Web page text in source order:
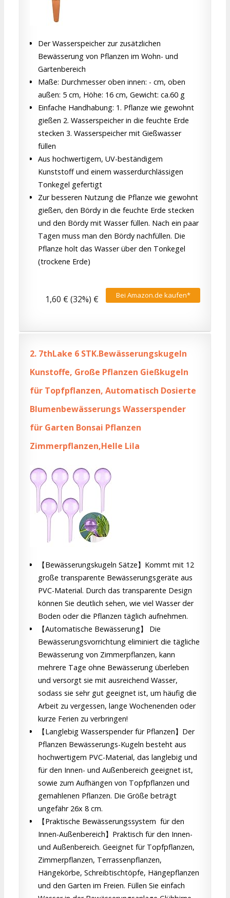
Der Wasserspeicher zur zusätzlichen
Bewässerung von Pflanzen im Wohn- und
Gartenbereich
Maße: Durchmesser oben innen: - cm, oben
außen: 5 cm, Höhe: 16 cm, Gewicht: ca.60 g
Einfache Handhabung: 1. Pflanze wie gewohnt
gießen 2. Wasserspeicher in die feuchte Erde
stecken 3. Wasserspeicher mit Gießwasser
füllen
Aus hochwertigem, UV-beständigem
Kunststoff und einem wasserdurchlässigen
Tonkegel gefertigt
Zur besseren Nutzung die Pflanze wie gewohnt
gießen, den Bördy in die feuchte Erde stecken
und den Bördy mit Wasser füllen. Nach ein paar
Tagen muss man den Bördy nachfüllen. Die
Pflanze holt das Wasser über den Tonkegel
(trockene Erde)
Bei Amazon.de kaufen*
1,60 € (32%) €
2. 7thLake 6 STK.Bewässerungskugeln
Kunstoffe, Große Pflanzen Gießkugeln
für Topfpflanzen, Automatisch Dosierte
Blumenbewässerungs Wasserspender
für Garten Bonsai Pflanzen
Zimmerpflanzen,Helle Lila
【Bewässerungskugeln Sätze】Kommt mit 12
große transparente Bewässerungsgeräte aus
PVC-Material. Durch das transparente Design
können Sie deutlich sehen, wie viel Wasser der
Boden oder die Pflanzen täglich aufnehmen.
【Automatische Bewässerung】 Die
Bewässerungsvorrichtung eliminiert die tägliche
Bewässerung von Zimmerpflanzen, kann
mehrere Tage ohne Bewässerung überleben
und versorgt sie mit ausreichend Wasser,
sodass sie sehr gut geeignet ist, um häufig die
Arbeit zu vergessen, lange Wochenenden oder
kurze Ferien zu verbringen!
【Langlebig Wasserspender für Pflanzen】Der
Pflanzen Bewässerungs-Kugeln besteht aus
hochwertigem PVC-Material, das langlebig und
für den Innen- und Außenbereich geeignet ist,
sowie zum Aufhängen von Topfpflanzen und
gemahlenen Pflanzen. Die Größe beträgt
ungefähr 26x 8 cm.
【Praktische Bewässerungssystem für den
Innen-Außenbereich】Praktisch für den Innen-
und Außenbereich. Geeignet für Topfpflanzen,
Zimmerpflanzen, Terrassenpflanzen,
Hängekörbe, Schreibtischtöpfe, Hängepflanzen
und den Garten im Freien. Füllen Sie einfach